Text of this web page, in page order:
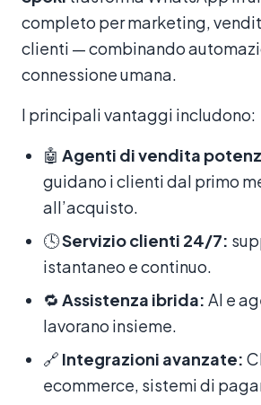
completo per marketing,
clienti — combinando
connessione umana.
I principali vantaggi includono:
🤖 Agenti di vendita
guidano i clienti dal primo
all’acquisto.
🕓Servizio clienti 24/7:
istantaneo e continuo.
🔁 Assistenza ibrida: AI e
lavorano insieme.
🔗 Integrazioni avanzate:
ecommerce, sistemi di